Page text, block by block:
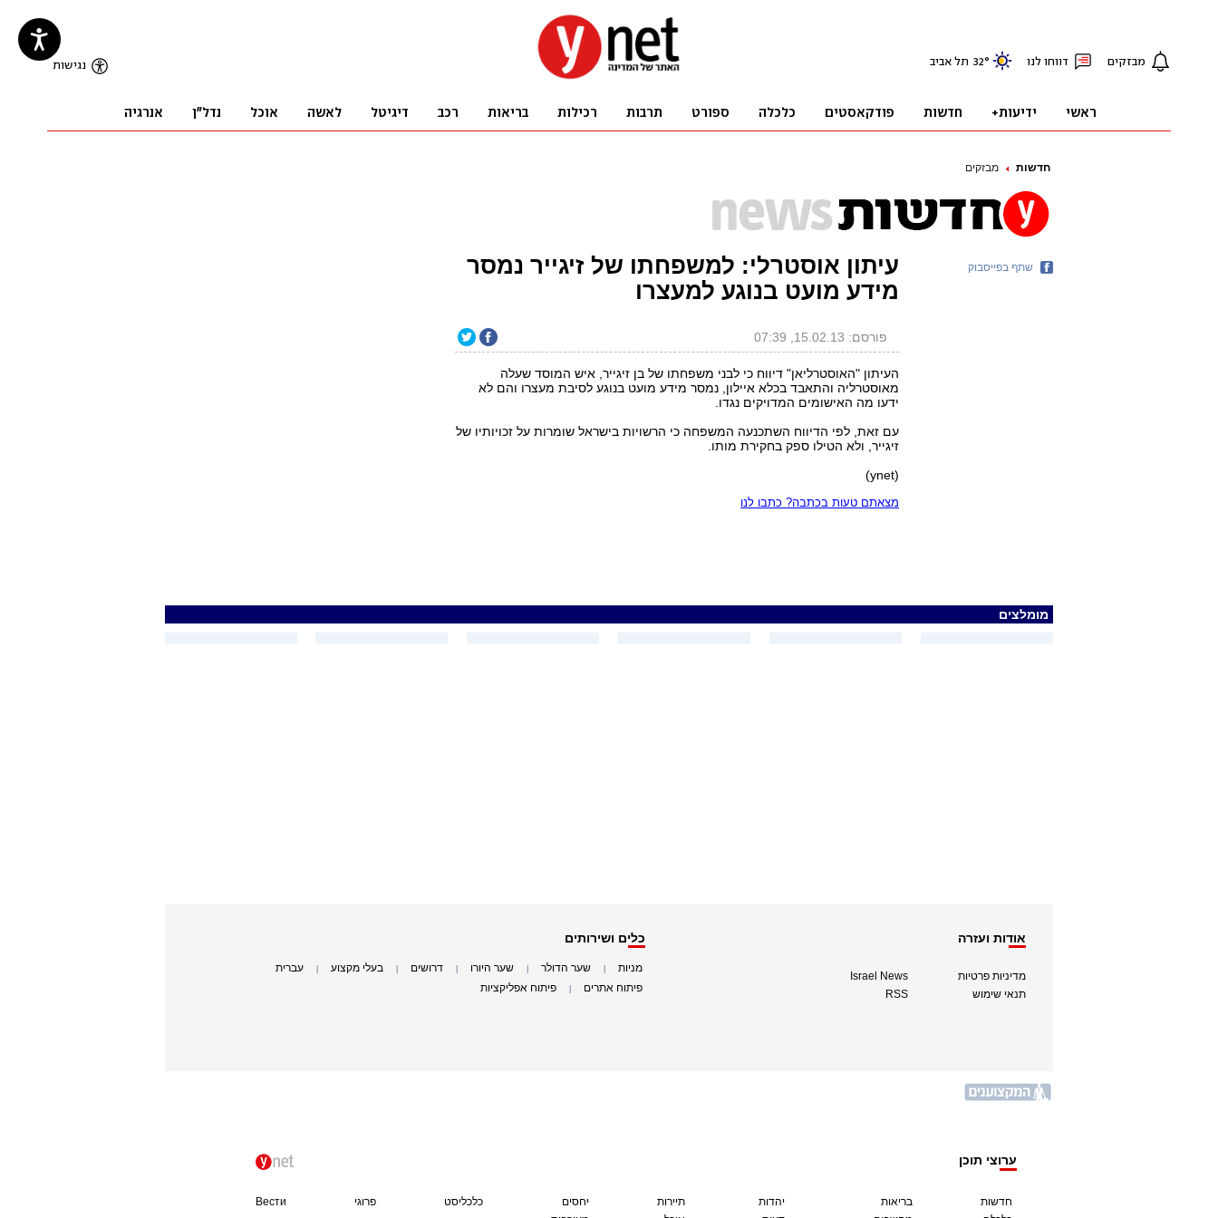
חדשות מבזקים
עיתון אוסטרלי: למשפחתו של זיגייר נמסר
מידע מועט בנוגע למעצרו
פורסם: 15.02.13, 07:39
העיתון "האוסטרליאן" דיווח כי לבני משפחתו של בן זיגייר, איש המוסד שעלה
מאוסטרליה והתאבד בכלא איילון, נמסר מידע מועט בנוגע לסיבת מעצרו והם לא
ידעו מה האישומים המדויקים נגדו.
עם זאת, לפי הדיווח השתכנעה המשפחה כי הרשויות בישראל שומרות על זכויותיו של
זיגייר, ולא הטילו ספק בחקירת מותו.
(ynet)
מצאתם טעות בכתבה? כתבו לנו
שתף בפייסבוק
מומלצים
אודות ועזרה
מדיניות פרטיות
תנאי שימוש
Israel News
RSS
כלים ושירותים
מניות שער הדולר שער היורו דרושים בעלי מקצוע עברית
פיתוח אתרים פיתוח אפליקציות
ערוצי תוכן
חדשות
בריאות
יהדות
תיירות
יחסים
כלכליסט פרוגי Вести